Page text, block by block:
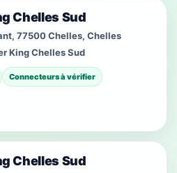
Chelles Sud
77500 Chelles, Chelles
King Chelles Sud
Connecteurs à vérifier
Chelles Sud